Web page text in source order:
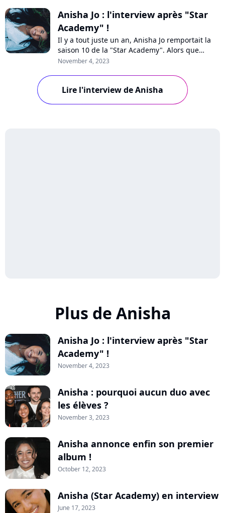
Anisha Jo : l'interview après "Star
Academy" !
Il y a tout juste un an, Anisha Jo remportait la
saison 10 de la "Star Academy". Alors que
l'émission est de retour sur TF1, la jeune
"Lumière". Elle nous en raconte la conception et
ce qu'elle ressent depuis sa victoire. Interview !
November 4, 2023
Lire l'interview de Anisha
Plus de Anisha
Anisha Jo : l'interview après "Star
Academy" !
November 4, 2023
Anisha : pourquoi aucun duo avec
les élèves ?
November 3, 2023
Anisha annonce enfin son premier
album !
October 12, 2023
Anisha (Star Academy) en interview
June 17, 2023